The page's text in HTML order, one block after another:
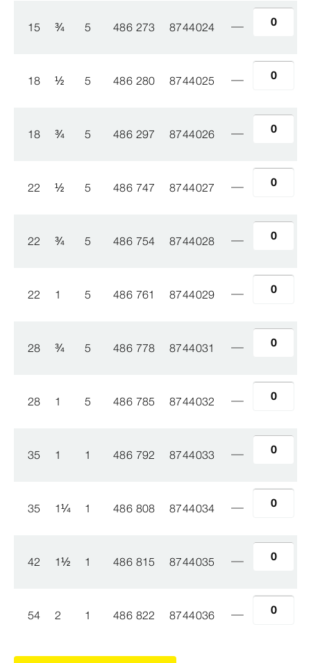
15 ¾ 5 486 273 8744024
18 ½ 5 486 280 8744025
18 ¾ 5 486 297 8744026
22 ½ 5 486 747 8744027
22 ¾ 5 486 754 8744028
22 1 5 486 761 8744029
28 ¾ 5 486 778 8744031
28 1 5 486 785 8744032
35 1 1 486 792 8744033
35 1¼ 1 486 808 8744034
42 1½ 1 486 815 8744035
54 2 1 486 822 8744036